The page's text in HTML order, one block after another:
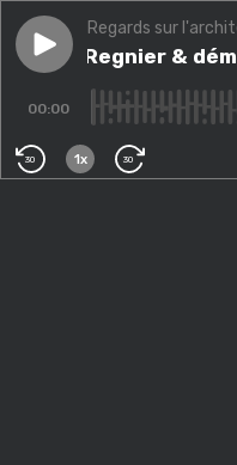
Play episodeIsabelle
Regards sur
Regnier &
00:00
30 1x 30